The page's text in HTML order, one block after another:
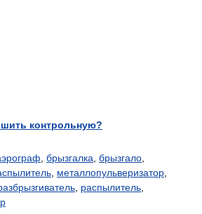
контрольную?
, брызгалка, брызгало,
, металлопульверизатор,
, распылитель,